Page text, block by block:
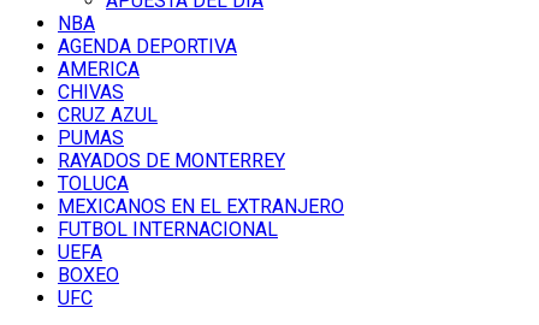
NBA
AGENDA DEPORTIVA
AMERICA
CHIVAS
CRUZ AZUL
PUMAS
RAYADOS DE MONTERREY
TOLUCA
MEXICANOS EN EL EXTRANJERO
FUTBOL INTERNACIONAL
UEFA
BOXEO
UFC